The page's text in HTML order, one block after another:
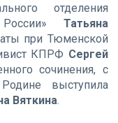
отделения
Татьяна
при Тюменской
КПРФ Сергей
сочинения, с
выступила
Вяткина.